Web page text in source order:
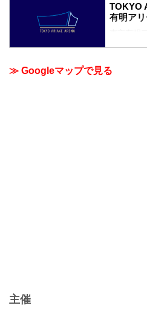
TOKYO
有明ア
東京有明
ARENA
インメン
≫ Googleマップで見る
主催